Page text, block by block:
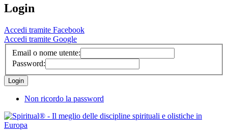
Login
Accedi tramite Facebook
Accedi tramite Google
Email o nome utente:
Password:
Non ricordo la password